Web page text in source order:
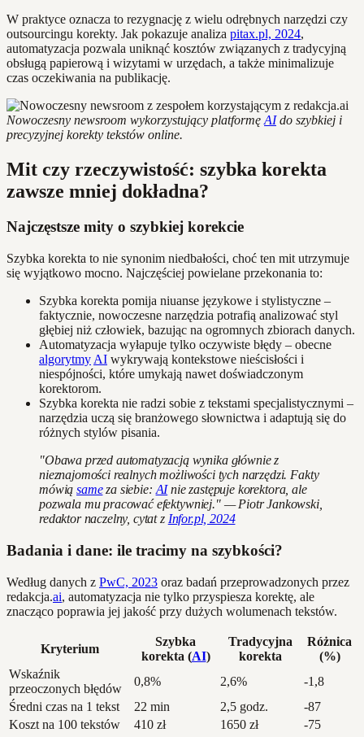
W praktyce oznacza to rezygnację z wielu odrębnych narzędzi czy
outsourcingu korekty. Jak pokazuje analiza pitax.pl, 2024,
automatyzacja pozwala uniknąć kosztów związanych z tradycyjną
obsługą papierową i wizytami w urzędach, a także minimalizuje
czas oczekiwania na publikację.
Nowoczesny newsroom wykorzystujący platformę AIdo szybkiej i
precyzyjnej korekty tekstów online.
Mit czy rzeczywistość: szybka korekta
zawsze mniej dokładna?
Najczęstsze mity o szybkiej korekcie
Szybka korekta to nie synonim niedbałości, choć ten mit utrzymuje
się wyjątkowo mocno. Najczęściej powielane przekonania to:
Szybka korekta pomija niuanse językowe i stylistyczne –
faktycznie, nowoczesne narzędzia potrafią analizować styl
głębiej niż człowiek, bazując na ogromnych zbiorach danych.
Automatyzacja wyłapuje tylko oczywiste błędy – obecne
algorytmy AI wykrywają kontekstowe nieścisłości i
niespójności, które umykają nawet doświadczonym
korektorom.
Szybka korekta nie radzi sobie z tekstami specjalistycznymi –
narzędzia uczą się branżowego słownictwa i adaptują się do
różnych stylów pisania.
"Obawa przed automatyzacją wynika głównie z
nieznajomości realnych możliwości tych narzędzi. Fakty
mówiąsameza siebie: AInie zastępuje korektora, ale
pozwala mu pracować efektywniej." — Piotr Jankowski,
redaktor naczelny, cytat z Infor.pl, 2024
Badania i dane: ile tracimy na szybkości?
Według danych z PwC, 2023 oraz badań przeprowadzonych przez
redakcja.ai, automatyzacja nie tylko przyspiesza korektę, ale
znacząco poprawia jej jakość przy dużych wolumenach tekstów.
Kryterium
Szybka
korekta (AI)
Tradycyjna
korekta
Różnica
(%)
Wskaźnik
przeoczonych błędów
0,8% 2,6%
-1,8
Średni czas na 1 tekst
22 min 2,5 godz.
-87
Koszt na 100 tekstów
410 zł 1650 zł -75